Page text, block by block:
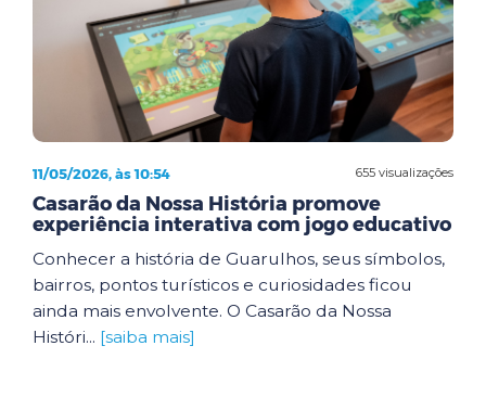
655 visualizações
11/05/2026, às 10:54
Casarão da Nossa História promove
experiência interativa com jogo educativo
Conhecer a história de Guarulhos, seus símbolos,
bairros, pontos turísticos e curiosidades ficou
ainda mais envolvente. O Casarão da Nossa
Históri... [saiba mais]